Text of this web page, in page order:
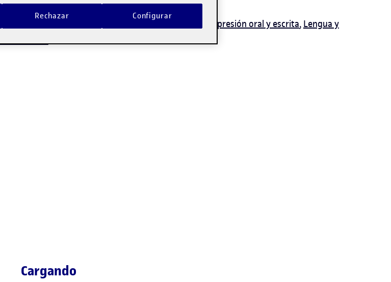
Docente de los siguientes programas: Comunicación Expresión oral y escrita, Lengua y
Cargando
Rechazar Configurar